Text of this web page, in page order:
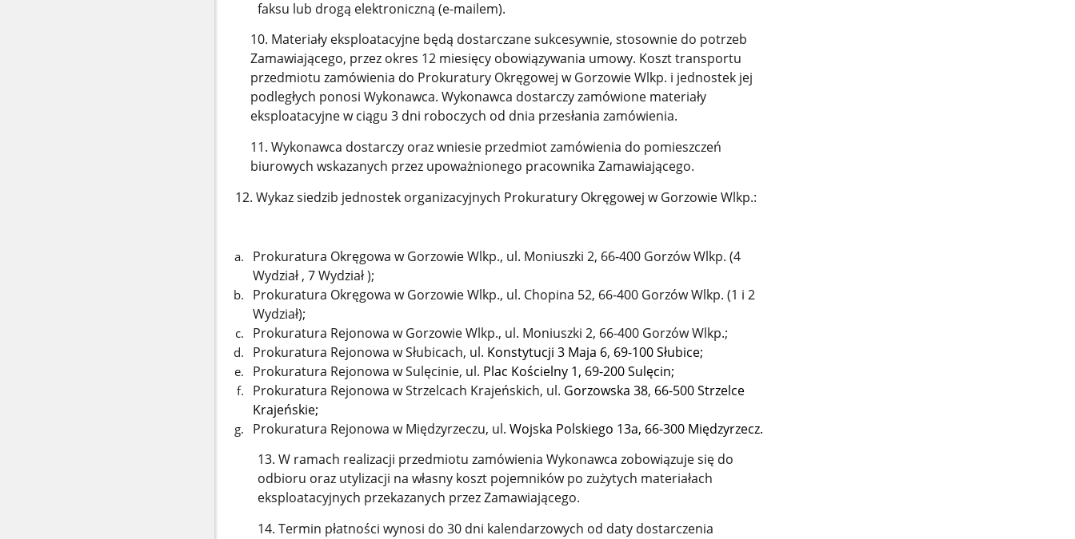
faksu lub drogą elektroniczną (e-mailem).
10. Materiały eksploatacyjne będą dostarczane sukcesywnie, stosownie do potrzeb
Zamawiającego, przez okres 12 miesięcy obowiązywania umowy. Koszt transportu
przedmiotu zamówienia do Prokuratury Okręgowej w Gorzowie Wlkp. i jednostek jej
podległych ponosi Wykonawca. Wykonawca dostarczy zamówione materiały
eksploatacyjne w ciągu 3 dni roboczych od dnia przesłania zamówienia.
11. Wykonawca dostarczy oraz wniesie przedmiot zamówienia do pomieszczeń
biurowych wskazanych przez upoważnionego pracownika Zamawiającego.
12. Wykaz siedzib jednostek organizacyjnych Prokuratury Okręgowej w Gorzowie Wlkp.:
Prokuratura Okręgowa w Gorzowie Wlkp., ul. Moniuszki 2, 66-400 Gorzów Wlkp. (4
Wydział , 7 Wydział );
Prokuratura Okręgowa w Gorzowie Wlkp., ul. Chopina 52, 66-400 Gorzów Wlkp. (1 i 2
Wydział);
Prokuratura Rejonowa w Gorzowie Wlkp., ul. Moniuszki 2, 66-400 Gorzów Wlkp.;
Prokuratura Rejonowa w Słubicach, ul. Konstytucji 3 Maja 6, 69-100 Słubice;
Prokuratura Rejonowa w Sulęcinie, ul. Plac Kościelny 1, 69-200 Sulęcin;
Prokuratura Rejonowa w Strzelcach Krajeńskich, ul. Gorzowska 38, 66-500 Strzelce
Krajeńskie;
Prokuratura Rejonowa w Międzyrzeczu, ul. Wojska Polskiego 13a, 66-300 Międzyrzecz.
13. W ramach realizacji przedmiotu zamówienia Wykonawca zobowiązuje się do
odbioru oraz utylizacji na własny koszt pojemników po zużytych materiałach
eksploatacyjnych przekazanych przez Zamawiającego.
14. Termin płatności wynosi do 30 dni kalendarzowych od daty dostarczenia